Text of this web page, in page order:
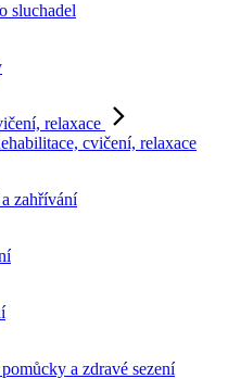
sluchadel
relaxace
cvičení, relaxace
zahřívání
a zdravé sezení